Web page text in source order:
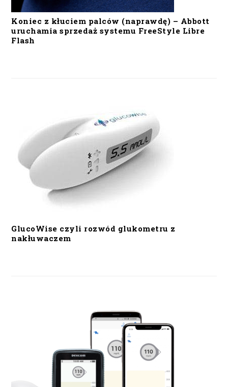
Koniec z kłuciem palców (naprawdę) – Abbott
uruchamia sprzedaż systemu FreeStyle Libre
Flash
GlucoWise czyli rozwód glukometru z
nakłuwaczem